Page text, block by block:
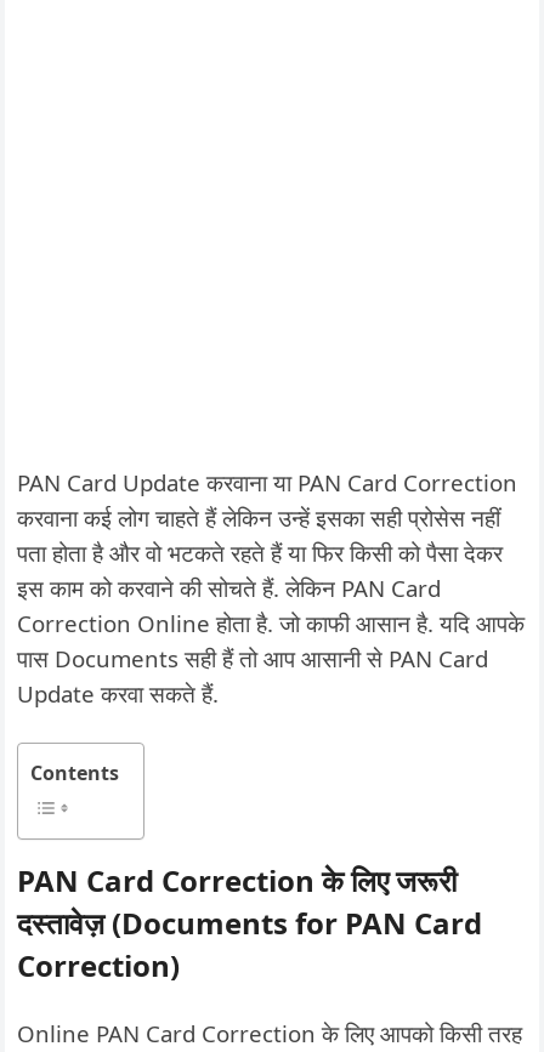
PAN Card Update करवाना या PAN Card Correction
करवाना कई लोग चाहते हैं लेकिन उन्हें इसका सही प्रोसेस नहीं
पता होता है और वो भटकते रहते हैं या फिर किसी को पैसा देकर
इस काम को करवाने की सोचते हैं. लेकिन PAN Card
Correction Online होता है. जो काफी आसान है. यदि आपके
पास Documents सही हैं तो आप आसानी से PAN Card
Update करवा सकते हैं.
Contents
PAN Card Correction के लिए जरूरी
दस्तावेज़ (Documents for PAN Card
Correction)
Online PAN Card Correction के लिए आपको किसी तरह